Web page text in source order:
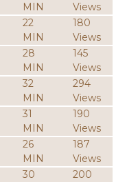
MIN
Views
22
MIN
180
Views
28
MIN
145
Views
32
MIN
294
Views
31
MIN
190
Views
26
MIN
187
Views
30
200